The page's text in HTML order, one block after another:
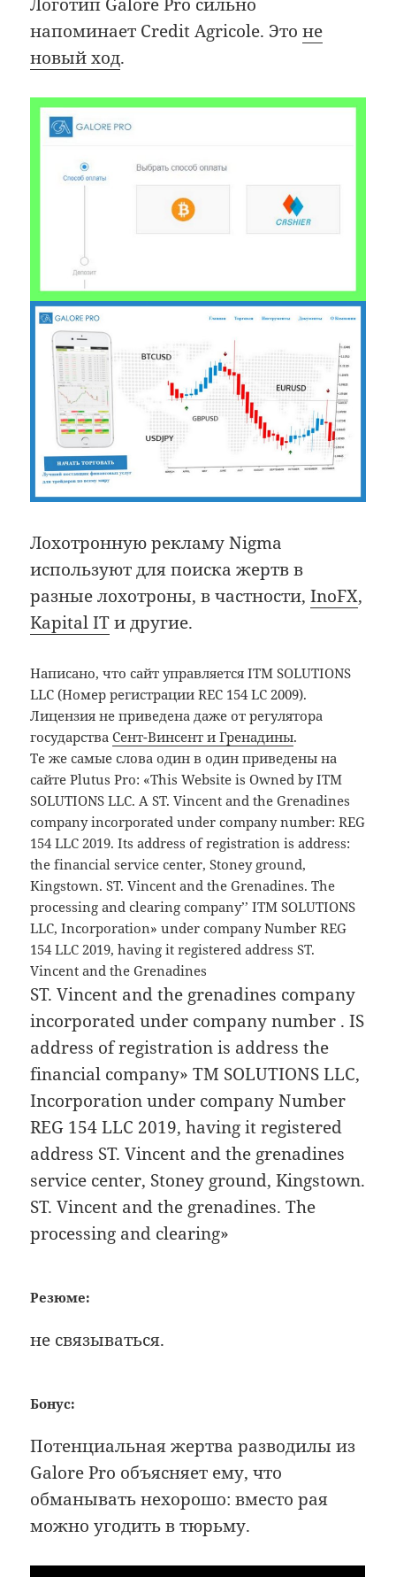
напоминает Credit Agricole. Этоне
новый ход.
Лохотронную рекламу Nigma
используют для поиска жертв в
разные лохотроны, в частности,InoFX,
Kapital ITи другие.
Написано, что сайт управляется ITM SOLUTIONS
LLC (Номер регистрации REC 154 LC 2009).
Лицензия не приведена даже от регулятора
государстваСент-Винсент и Гренадины.
Те же самые слова один в один приведены на
сайте Plutus Pro: «This Website is Owned by ITM
SOLUTIONS LLC. A ST. Vincent and the Grenadines
company incorporated under company number: REG
154 LLC 2019. Its address of registration is address:
the financial service center, Stoney ground,
Kingstown. ST. Vincent and the Grenadines. The
processing and clearing company’’ ITM SOLUTIONS
LLC, Incorporation» under company Number REG
154 LLC 2019, having it registered address ST.
Vincent and the Grenadines
ST. Vincent and the grenadines company
incorporated under company number . IS
address of registration is address the
financial company» TM SOLUTIONS LLC,
Incorporation under company Number
REG 154 LLC 2019, having it registered
address ST. Vincent and the grenadines
service center, Stoney ground, Kingstown.
ST. Vincent and the grenadines. The
processing and clearing»
Резюме:
не связываться.
Бонус:
Потенциальная жертва разводилы из
Galore Pro объясняет ему, что
обманывать нехорошо: вместо рая
можно угодить в тюрьму.